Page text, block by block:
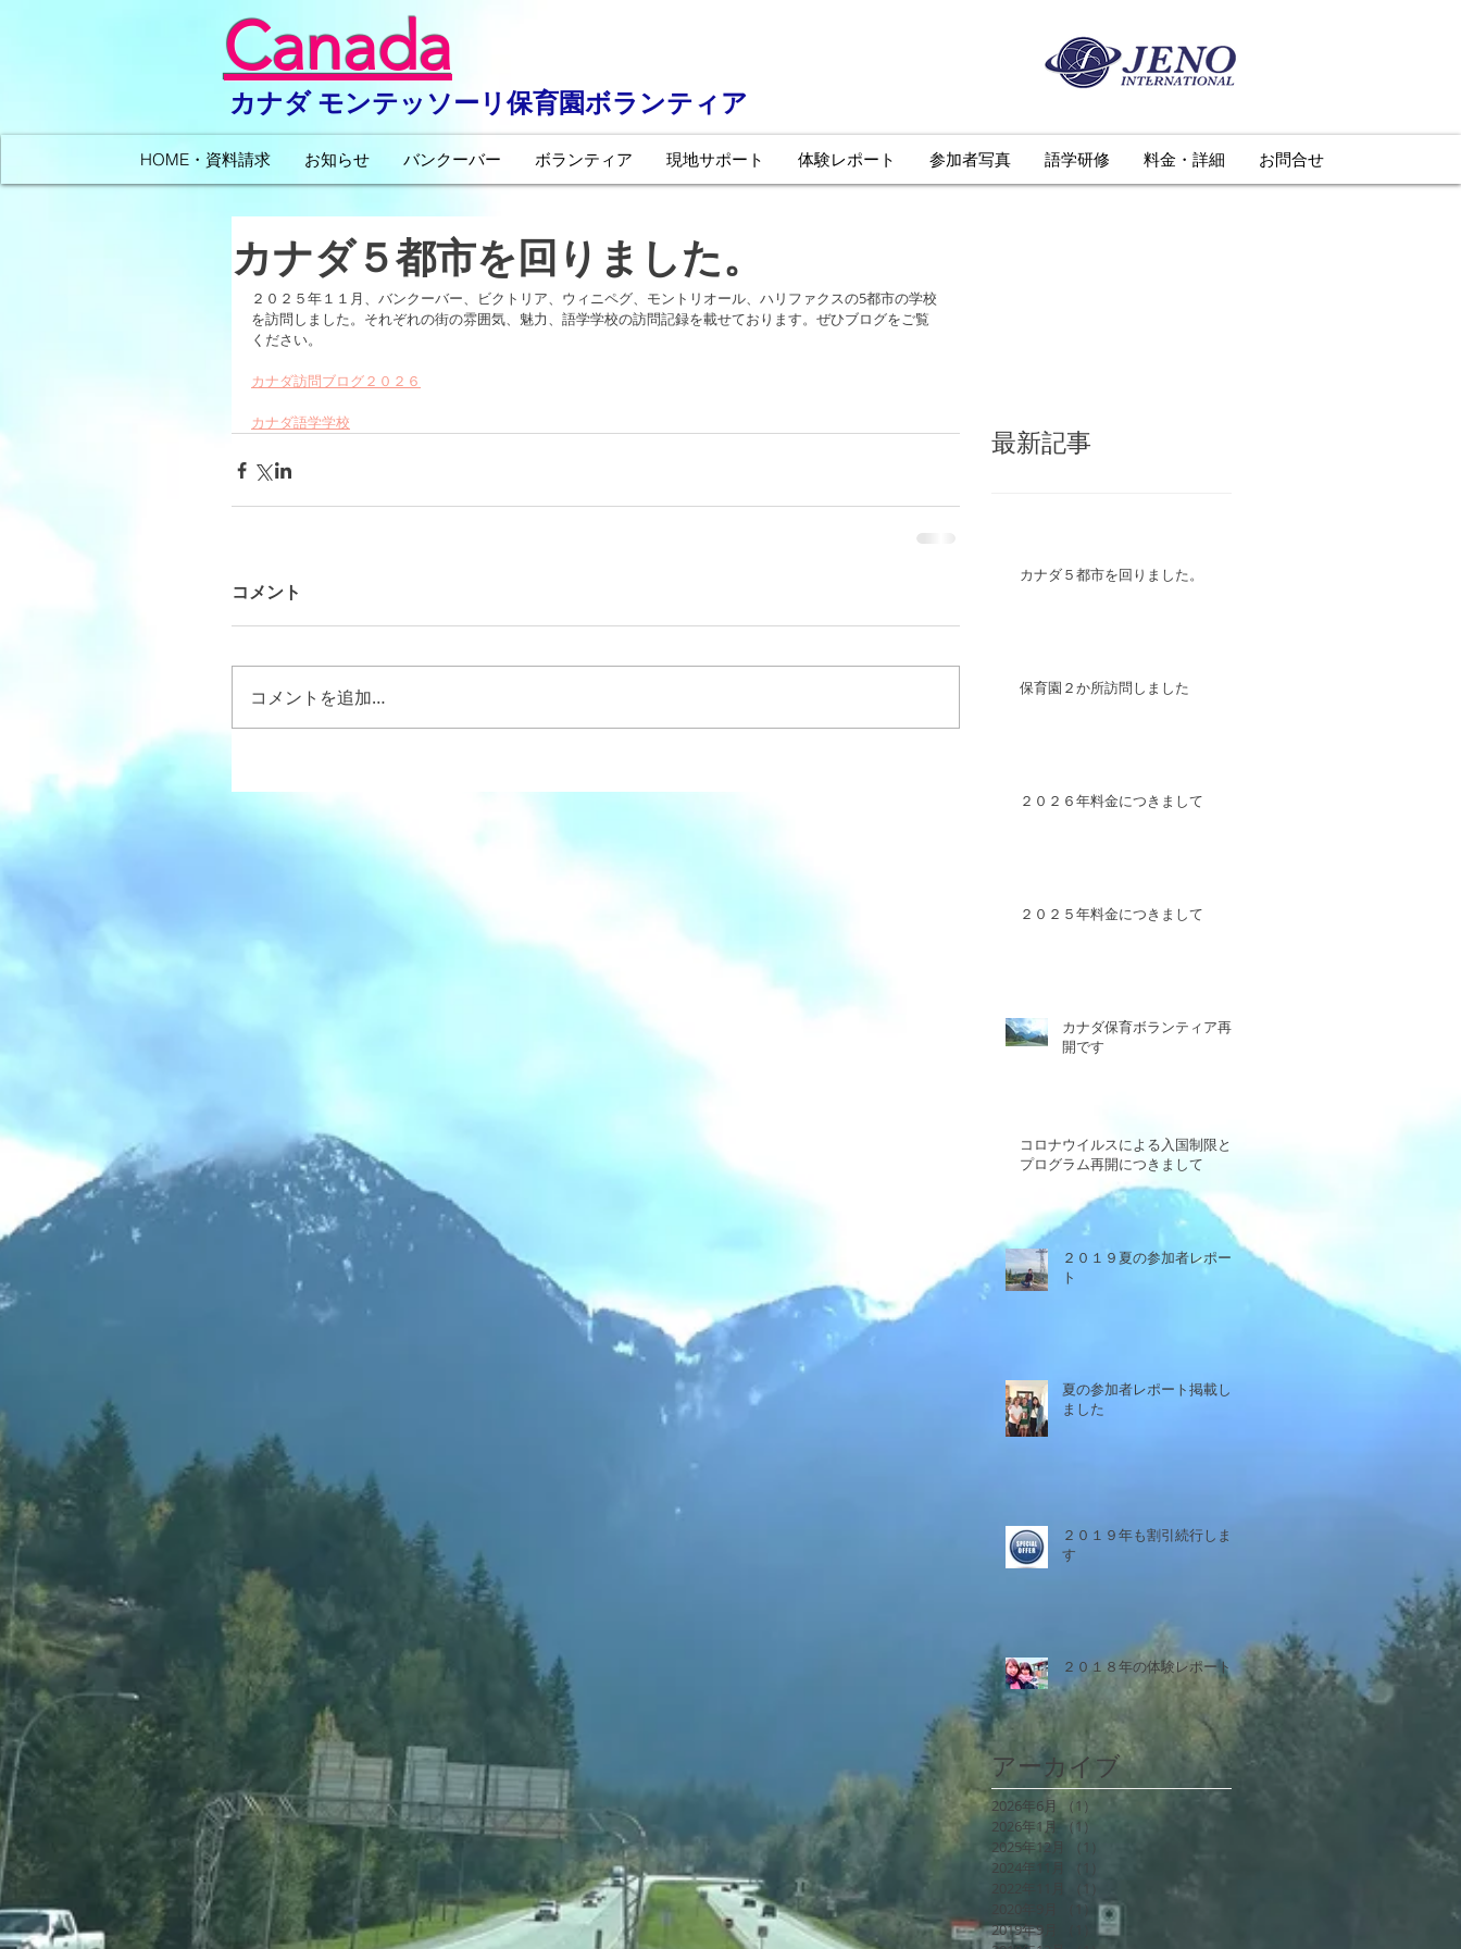
Canada
カナダ モンテッソーリ保育園ボランティア
HOME・資料請求 お知らせ バンクーバー ボランティア 現地サポート 体験レポート 参加者写真 語学研修 料金・詳細 お問合せ
カナダ５都市を回りました。
２０２５年１１月、バンクーバー、ビクトリア、ウィニペグ、モントリオール、ハリファクスの5都市の学校
を訪問しました。それぞれの街の雰囲気、魅力、語学学校の訪問記録を載せております。ぜひブログをご覧
ください。
カナダ訪問ブログ２０２６
カナダ語学学校
コメント
コメントを追加…
最新記事
カナダ５都市を回りました。
保育園２か所訪問しました
２０２６年料金につきまして
２０２５年料金につきまして
カナダ保育ボランティア再
開です
コロナウイルスによる入国制限と
プログラム再開につきまして
２０１９夏の参加者レポー
ト
夏の参加者レポート掲載し
ました
２０１９年も割引続行しま
す
２０１８年の体験レポート
アーカイブ
2026年6月 （1）
1件の記事
2026年1月 （1）
2025年12月
（1）
2024年11月
2022年11月
（1）
1件の記事
2019年9月
1件の記事